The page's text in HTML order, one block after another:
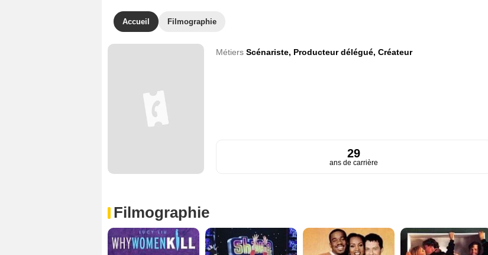
Accueil Filmographie
Métiers Scénariste, Producteur délégué, Créateur
29
ans de carrière
Filmographie